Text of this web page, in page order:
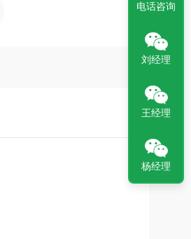
电话咨询
刘经理
王经理
杨经理